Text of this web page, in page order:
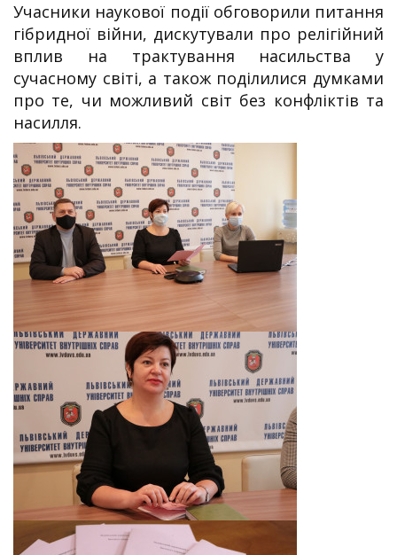
Учасники наукової події обговорили питання
гібридної війни, дискутували про релігійний
вплив на трактування насильства у
сучасному світі, а також поділилися думками
про те, чи можливий світ без конфліктів та
насилля.